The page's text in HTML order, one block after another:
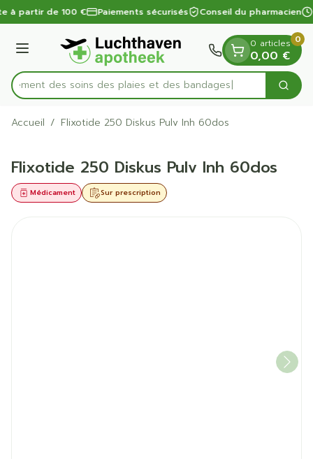
Aller au contenu
1 de 1
à partir de 100 € Paiements sécurisés Conseil du pharmacien
Menu
Rechercherdes soins des plaies et des bandages
0 articles
0,00 €
0
Accueil / Flixotide 250 Diskus Pulv Inh 60dos
Flixotide 250 Diskus Pulv Inh 60dos
Sur prescription
Médicament